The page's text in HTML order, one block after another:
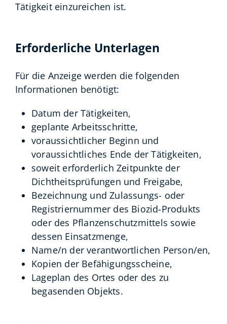
Tätigkeit einzureichen ist.
Erforderliche Unterlagen
Für die Anzeige werden die folgenden
Informationen benötigt:
Datum der Tätigkeiten,
geplante Arbeitsschritte,
voraussichtlicher Beginn und
voraussichtliches Ende der Tätigkeiten,
soweit erforderlich Zeitpunkte der
Dichtheitsprüfungen und Freigabe,
Bezeichnung und Zulassungs- oder
Registriernummer des Biozid-Produkts
oder des Pflanzenschutzmittels sowie
dessen Einsatzmenge,
Name/n der verantwortlichen Person/en,
Kopien der Befähigungsscheine,
Lageplan des Ortes oder des zu
begasenden Objekts.